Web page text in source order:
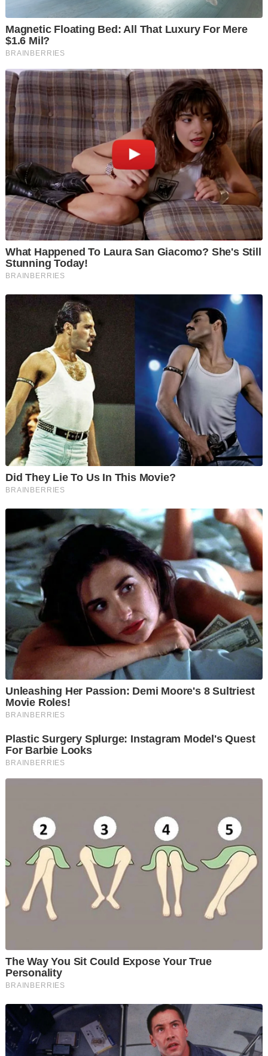
Jenayah kerana kamu disyaki tak sempurna akal dan
diperintah menjalani rawatan itu selama sebulan," hujahnya.
Terdahulu, tertuduh berhadapan tiga pertuduhan mengikut
Seksyen 427 Kanun Keseksaan memberitahu mahkamah, dia
tidak melakukan perbuatan itu sebaliknya mendakwa ada
bisikan dan 'pihak' lain memasuki badannya.
"Saya orang gila, macam mana boleh ada di sini (mahkamah).
Ini pun bukan suara saya (bercakap), saya tak tahu suara
siapa.
"Bukan saya buat benda itu (khianat), ada benda masuk dalam
badan saya waktu itu. Saya cuma datang ke rumah ibu saya,"
katanya.
Pada masa sama, tertuduh turut menyebut tiga nama
Mengikut ketiga-tiga pertuduhan, dia didakwa memecah pasu,
merosakkan pagar serta memecahkan cermin kereta BMW
milik adiknya berusia 39 tahun di sebuah rumah, Jalan Tasek
Merdeka, di sini, pada jam 3.30 petang, 8 Jun lalu.
Berikutan itu, tertuduh didakwa melakukan kesalahan
mengikut Seksyen 427 Kanun Keseksaan yang
memperuntukkan penjara sehingga lima tahun atau denda atau
kedua-duanya jika sabit kesalahan.
Pendakwaan dikendalikan Timbalan Pendakwa Raya, Siti
Khalijah Khalid manakala tertuduh tidak diwakili peguam.
Mahkamah kemudian menetapkan 18 Julai ini untuk status
kekosongan Hospital Permai bagi membolehkan tertuduh
menjalani rawatan.
sunber: Harian Metro